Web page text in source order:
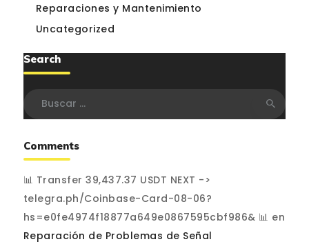
Reparaciones y Mantenimiento
Uncategorized
Search
Comments
📊 Transfer 39,437.37 USDT NEXT ->
telegra.ph/Coinbase-Card-08-06?
hs=e0fe4974f18877a649e0867595cbf986& 📊 en
Reparación de Problemas de Señal